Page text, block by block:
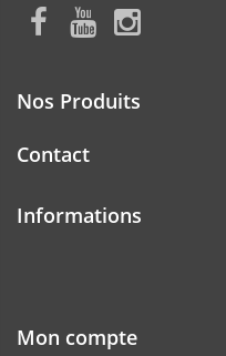
Nos Produits
Contact
Informations
Mon compte